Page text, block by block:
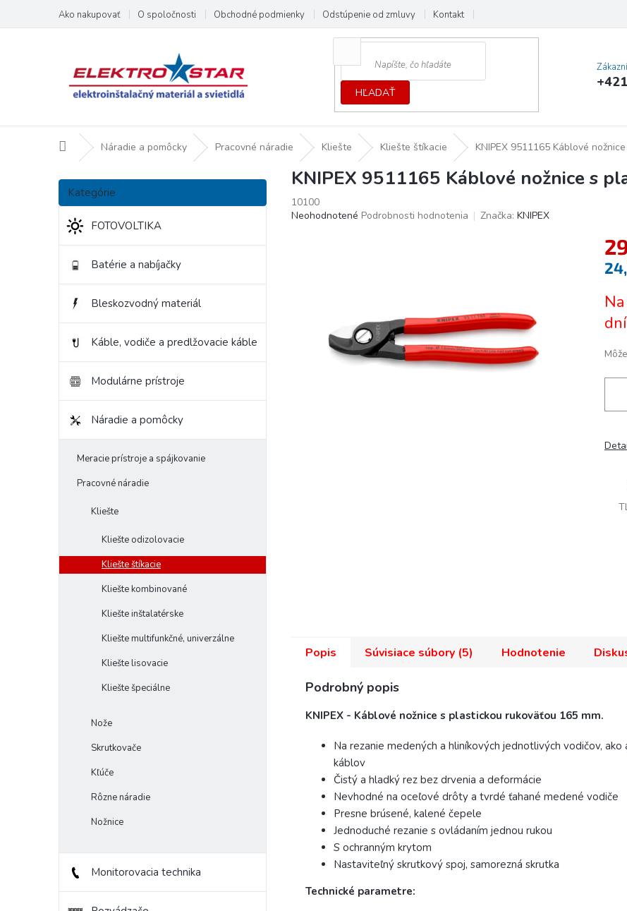
obsah
Ako nakupovať O spoločnosti Obchodné podmienky Odstúpenie od zmluvy Kontakt
HĽADAŤ
DomovNáradie a pomôcky Pracovné náradie Kliešte Kliešte štíkacie KNIPEX 9511165 Káblové
B
č
n
Preskočiť
kategórie
Kategórie
FOTOVOLTIKA
Batérie a nabíjačky
Bleskozvodný materiál
Káble, vodiče a predlžovacie káble
Modulárne prístroje
Náradie a pomôcky
Meracie prístroje a spájkovanie
Pracovné náradie
Kliešte
Kliešte odizolovacie
Kliešte štíkacie
Kliešte kombinované
Kliešte inštalatérske
Kliešte multifunkčné, univerzálne
Kliešte lisovacie
Kliešte špeciálne
Nože
Skrutkovače
Kľúče
Rôzne náradie
Nožnice
Monitorovacia technika
KNIPEX 9511165 Káblové nožnice s
10100
Priemerné
Neohodnotené Podrobnosti hodnotenia Značka: KNIPEX
cena:
dní
Popis Súvisiace súbory (5) Hodnotenie
Podrobný popis
KNIPEX - Káblové nožnice s plastickou rukoväťou 165 mm.
Na rezanie medených a hliníkových jednotlivých vodičov, ako
káblov
Čistý a hladký rez bez drvenia a deformácie
Nevhodné na oceľové drôty a tvrdé ťahané medené vodiče
Presne brúsené, kalené čepele
Jednoduché rezanie s ovládaním jednou rukou
S ochranným krytom
Nastaviteľný skrutkový spoj, samorezná skrutka
Technické parametre: